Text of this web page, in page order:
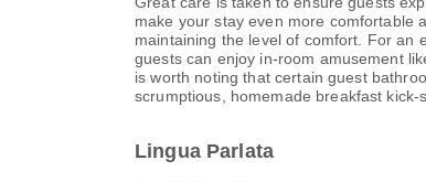
make your stay even more comfortable
maintaining the level of comfort. For an
guests can enjoy in-room amusement
is worth noting that certain guest
scrumptious, homemade breakfast
Lingua Parlata